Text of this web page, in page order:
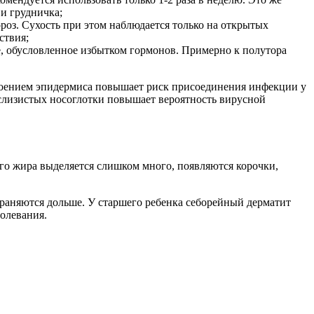
грудничка;
Сухость при этом наблюдается только на открытых
избытком гормонов. Примерно к полутора
эпидермиса повышает риск присоединения инфекции у
носоглотки повышает вероятность вирусной
жира выделяется слишком много, появляются корочки,
дольше. У старшего ребенка себорейный дерматит